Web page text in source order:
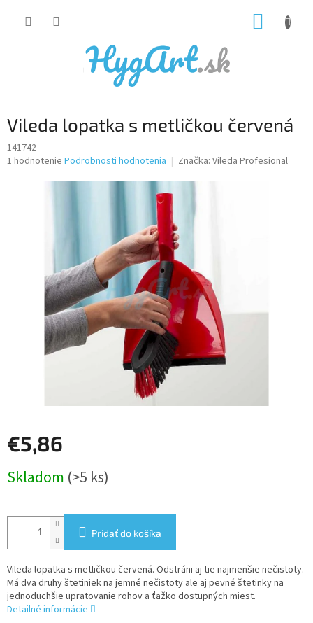
Vileda lopatka s metličkou červená
141742
Priemerné
1 hodnotenie Podrobnosti hodnotenia Značka: Vileda Profesional
€5,86
cena:
Skladom (>5 ks)
Pridať do košíka
Vileda lopatka s metličkou červená. Odstráni aj tie najmenšie nečistoty.
Má dva druhy štetiniek na jemné nečistoty ale aj pevné štetinky na
jednoduchšie upratovanie rohov a ťažko dostupných miest.
Detailné informácie